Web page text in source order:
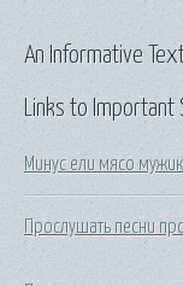
Links to Important
Минус ели мясо
Прослушать песни
An Informative